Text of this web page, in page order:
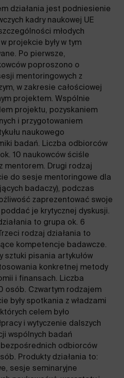
działania jest podniesienie
kadry naukowej UE
młodych
projekcie były w tym
Po pierwsze,
poproszono o
mentoringowych z
w zakresie całościowej
projektem. Wspólnie
projektu, pozyskaniem
i przygotowaniem
naukowego
badań. Liczba odbiorców
10 naukowców ściśle
mentorem. Drugi rodzaj
do sesje mentoringowe dla
badaczy), podczas
zaprezentować swoje
je krytycznej dyskusji.
to grupa ok. 6
rodzaj działania to
kompetencje badawcze.
sztuki pisania artykułów
konkretnej metody
i finansach. Liczba
osób. Czwartym rodzajem
były spotkania z władzami
celem było
i wytyczenie dalszych
wspólnych badań
bezpośrednich odbiorców
Produkty działania to:
sesje seminaryjne